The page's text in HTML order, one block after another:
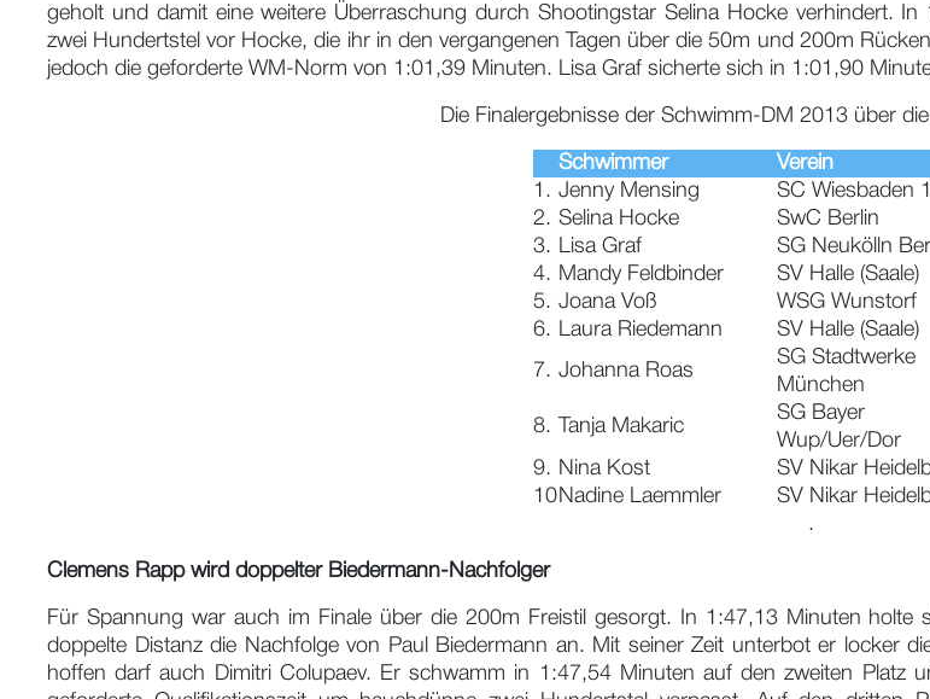
geholt und damit eine weitere Überraschung durch Shootingstar Selina Hocke verhindert.
zwei Hundertstel vor Hocke, die ihr in den vergangenen Tagen über die 50m und 200m
jedoch die geforderte WM-Norm von 1:01,39 Minuten. Lisa Graf sicherte sich in 1:01,90
Die Finalergebnisse der Schwimm-DM 2013 über
Schwimmer Verein
1. Jenny Mensing SC Wiesbaden
2. Selina Hocke SwC Berlin
3.
Lisa Graf SG Neukölln
4. Mandy Feldbinder SV Halle (Saale)
5. Joana Voß WSG Wunstorf
6.
Laura Riedemann SV Halle (Saale)
7. Johanna Roas
SG Stadtwerke
München
8. Tanja Makaric
SG Bayer
Wup/Uer/Dor
9. Nina Kost SV Nikar
10Nadine Laemmler SV Nikar
.
Clemens Rapp wird doppelter Biedermann-Nachfolger
Für Spannung war auch im Finale über die 200m Freistil gesorgt. In 1:47,13 Minuten
doppelte Distanz die Nachfolge von Paul Biedermann an. Mit seiner Zeit unterbot er locker
hoffen darf auch Dimitri Colupaev. Er schwamm in 1:47,54 Minuten auf den zweiten Platz